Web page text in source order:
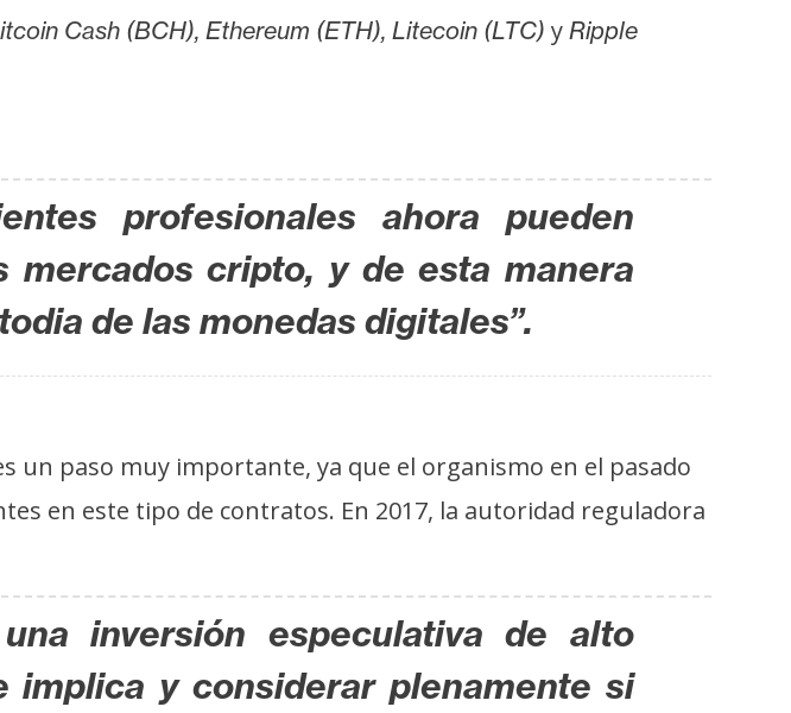
Cash (BCH), Ethereum (ETH), Litecoin (LTC) y Ripple
profesionales ahora pueden
cripto, y de esta manera
de las monedas digitales”.
un paso muy importante, ya que el organismo en el pasado
en este tipo de contratos. En 2017, la autoridad reguladora
inversión especulativa de alto
y considerar plenamente si